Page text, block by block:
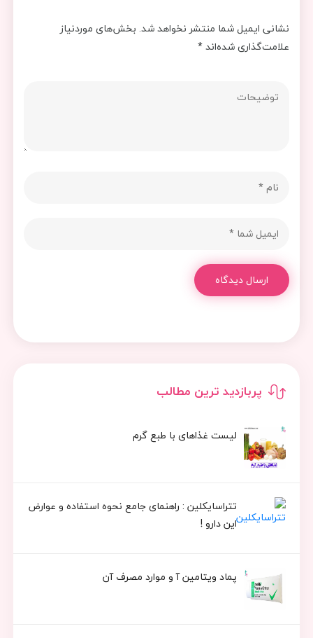
پربازدید ترین مطالب
لیست غذاهای با طبع گرم
تتراسایکلین : راهنمای جامع نحوه استفاده و عوارض
این دارو !
پماد ویتامین آ و موارد مصرف آن
نشانی ایمیل شما منتشر نخواهد شد. بخش‌های موردنیاز
علامت‌گذاری شده‌اند*
ارسال دیدگاه